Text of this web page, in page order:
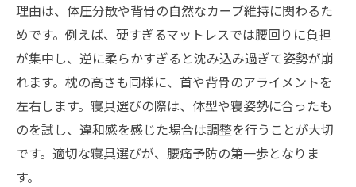
理由は、体圧分散や背骨の自然なカーブ維持に関わるた
めです。例えば、硬すぎるマットレスでは腰回りに負担
が集中し、逆に柔らかすぎると沈み込み過ぎて姿勢が崩
れます。枕の高さも同様に、首や背骨のアライメントを
左右します。寝具選びの際は、体型や寝姿勢に合ったも
のを試し、違和感を感じた場合は調整を行うことが大切
です。適切な寝具選びが、腰痛予防の第一歩となりま
す。